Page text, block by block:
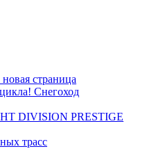
страница
Снегоход
DIVISION PRESTIGE
трасс